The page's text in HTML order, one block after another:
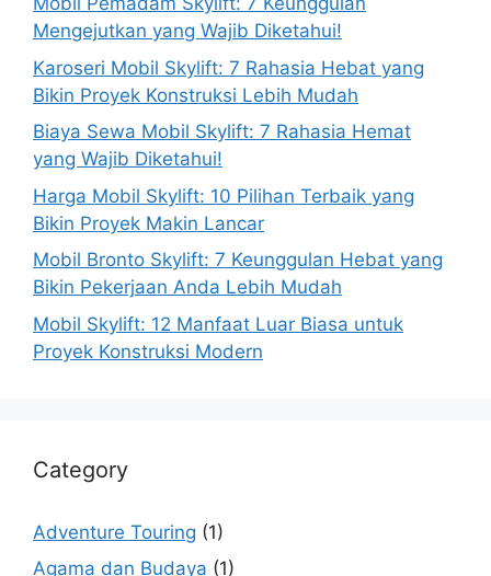
Mengejutkan yang Wajib Diketahui!
Karoseri Mobil Skylift: 7 Rahasia Hebat yang
Bikin Proyek Konstruksi Lebih Mudah
Biaya Sewa Mobil Skylift: 7 Rahasia Hemat
yang Wajib Diketahui!
Harga Mobil Skylift: 10 Pilihan Terbaik yang
Bikin Proyek Makin Lancar
Mobil Bronto Skylift: 7 Keunggulan Hebat yang
Bikin Pekerjaan Anda Lebih Mudah
Mobil Skylift: 12 Manfaat Luar Biasa untuk
Proyek Konstruksi Modern
Category
Adventure Touring (1)
Agama dan Budaya (1)